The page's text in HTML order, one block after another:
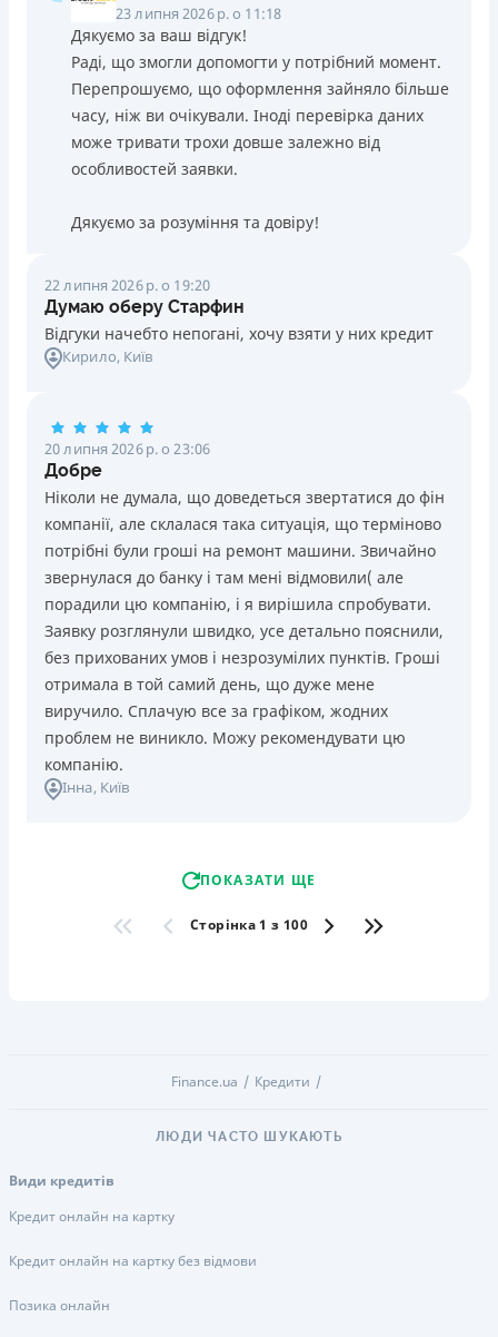
23 липня 2026 р. о 11:18
Дякуємо за ваш відгук!
Раді, що змогли допомогти у потрібний момент.
Перепрошуємо, що оформлення зайняло більше
часу, ніж ви очікували. Іноді перевірка даних
може тривати трохи довше залежно від
особливостей заявки.
Дякуємо за розуміння та довіру!
22 липня 2026 р. о 19:20
Думаю оберу Старфин
Відгуки начебто непогані, хочу взяти у них кредит
Кирило, Київ
20 липня 2026 р. о 23:06
Добре
Ніколи не думала, що доведеться звертатися до фін
компанії, але склалася така ситуація, що терміново
потрібні були гроші на ремонт машини. Звичайно
звернулася до банку і там мені відмовили( але
порадили цю компанію, і я вирішила спробувати.
Заявку розглянули швидко, усе детально пояснили,
без прихованих умов і незрозумілих пунктів. Гроші
отримала в той самий день, що дуже мене
виручило. Сплачую все за графіком, жодних
проблем не виникло. Можу рекомендувати цю
компанію.
Інна, Київ
ПОКАЗАТИ ЩЕ
Сторінка 1 з 100
Finance.ua Кредити
ЛЮДИ ЧАСТО ШУКАЮТЬ
Види кредитів
Кредит онлайн на картку
Кредит онлайн на картку без відмови
Позика онлайн